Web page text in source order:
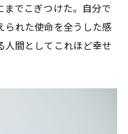
までこぎつけた。自分で
られた使命を全うした感
人間としてこれほど幸せ